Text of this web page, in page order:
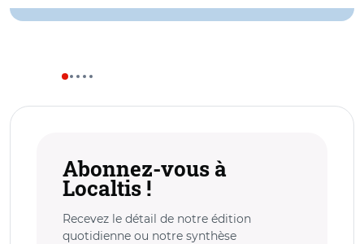
Abonnez-vous à
Localtis !
Recevez le détail de notre édition
quotidienne ou notre synthèse